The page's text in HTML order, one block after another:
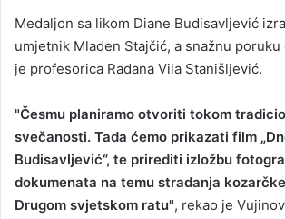
Medaljon sa likom Diane Budisavljević
umjetnik Mladen Stajčić, a snažnu
je profesorica Radana Vila Stanišljević.
"Česmu planiramo otvoriti tokom
svečanosti. Tada ćemo prikazati film
Budisavljević“, te prirediti izložbu
dokumenata na temu stradanja
Drugom svjetskom ratu", rekao je